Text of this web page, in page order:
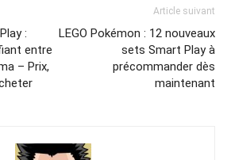
:
entre
– Prix,
Article suivant
LEGO Pokémon : 12 nouveaux
sets Smart Play à
précommander dès
maintenant